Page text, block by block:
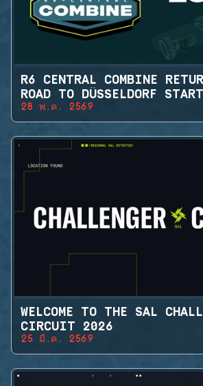
R6 CENTRAL COMBINE
ROAD TO DÜSSELDORF
28 พ.ค. 2569
WELCOME TO THE SAL
CIRCUIT 2026
25 มี.ค. 2569